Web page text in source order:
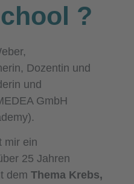
?
Dozentin und
und
GmbH
mir ein
25 Jahren
dem Thema Krebs,